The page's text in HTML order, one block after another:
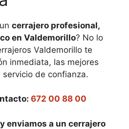
cerrajero profesional,
en Valdemorillo? No lo
Valdemorillo te
inmediata, las mejores
de confianza.
672 00 88 00
enviamos a un cerrajero